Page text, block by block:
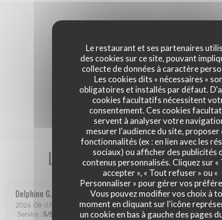
Le restaurant et ses partenaires
des cookies sur ce site, pouvant
collecte de données à caractère
Les cookies dits « nécessaires »
obligatoires et installés par défaut.
cookies facultatifs nécessitent
consentement. Ces cookies
servent à analyser votre
mesurer l'audience du site, proposer
fonctionnalités (ex : en lien avec les
sociaux) ou afficher des publicités
contenus personnalisés. Cliquez sur «
accepter », « Tout refuser » ou «
Personnaliser » pour gérer vos
Vous pouvez modifier vos choix à
moment en cliquant sur l'icône
un cookie en bas à gauche des pages
Les avis de nos clients
Delphine G
2026-08-07 - 20:00 - Couverts 4
Service : 5/5 Ambiance: 4/5 Cuisine: 5/5 Qualité / Prix:5/5